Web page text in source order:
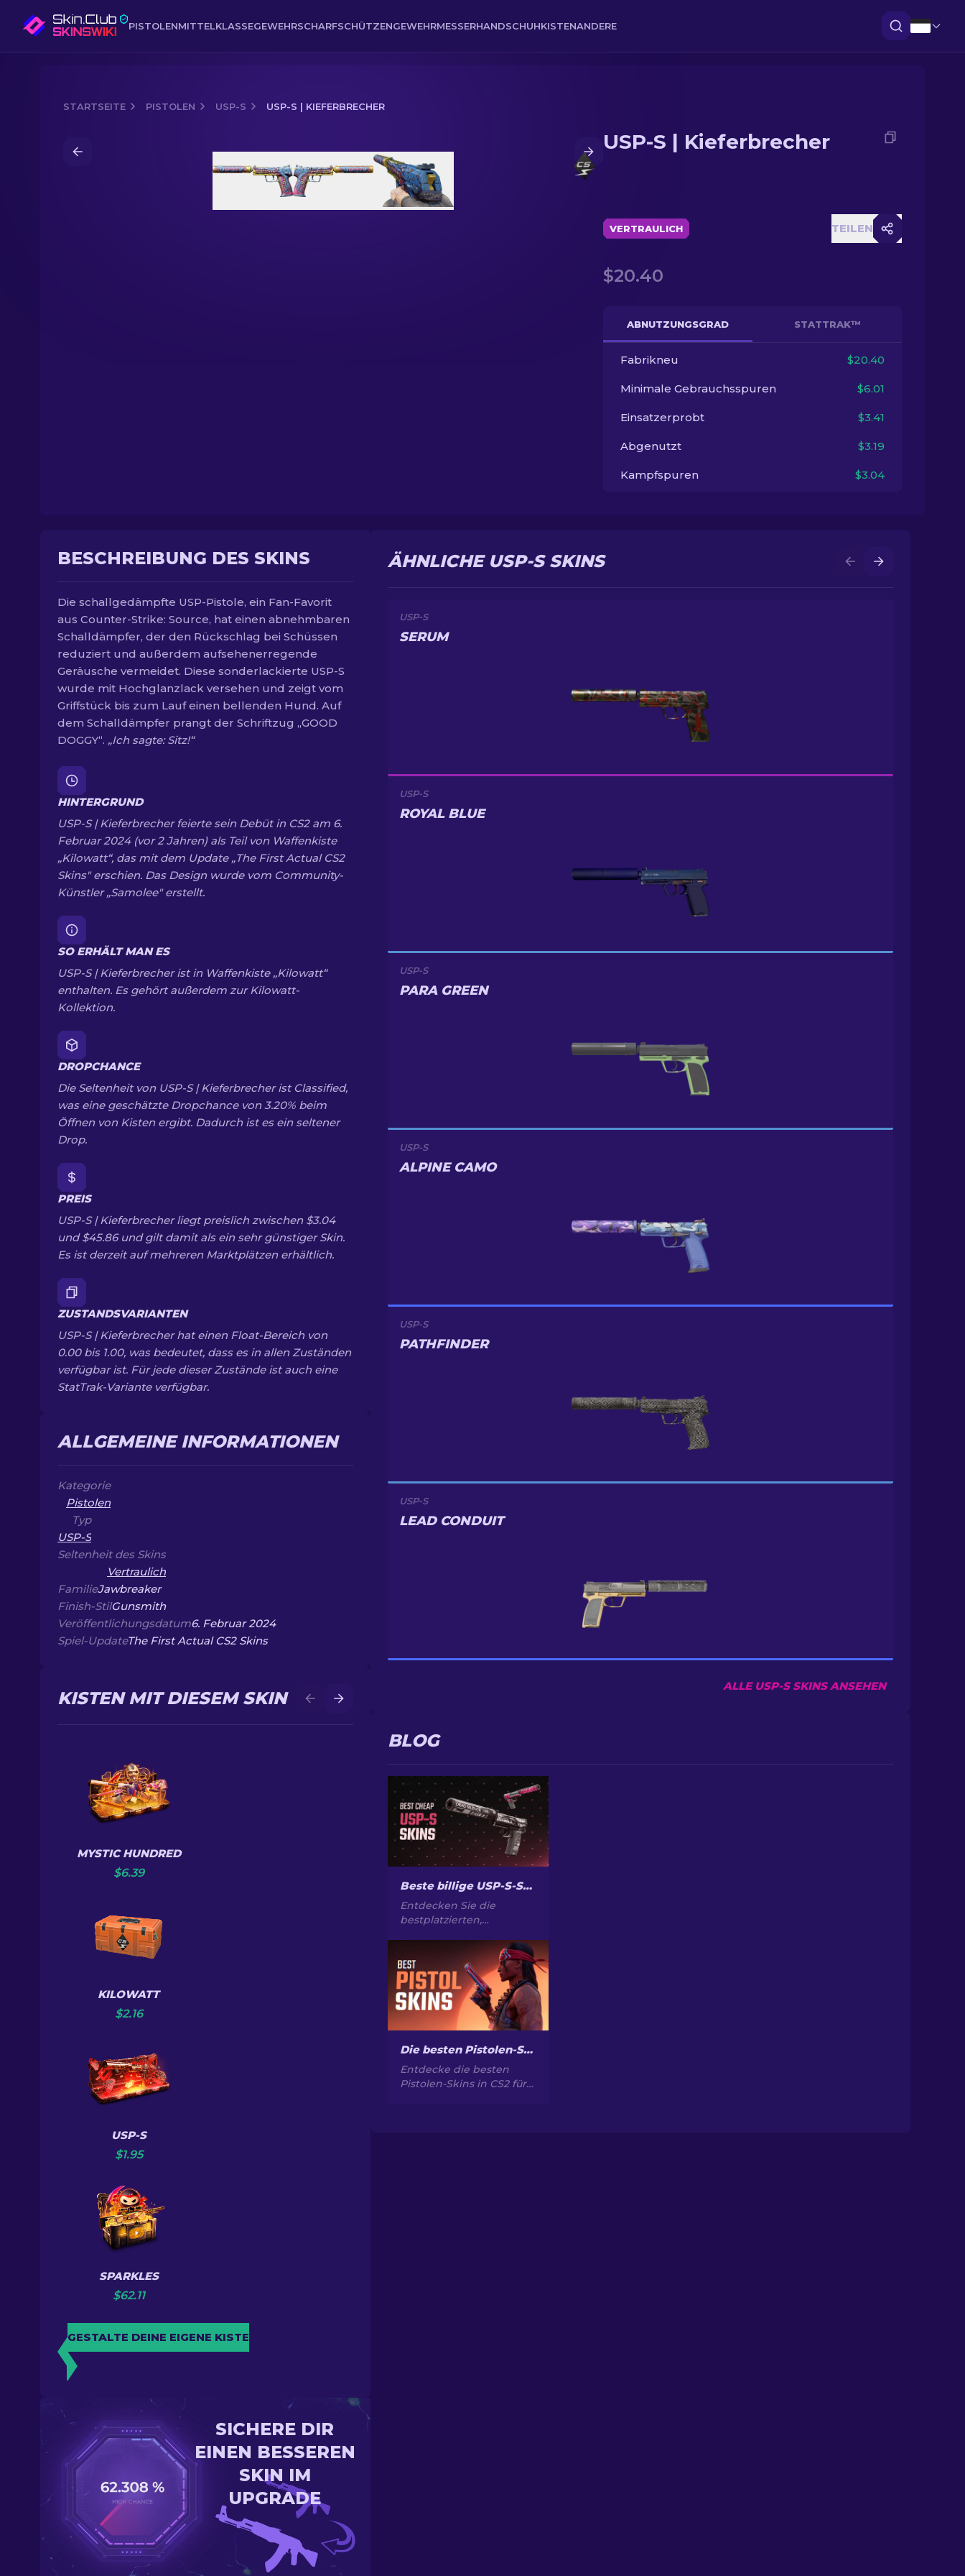
PISTOLENMITTELKLASSEGEWEHRSCHARFSCHÜTZENGEWEHRMESSERHANDSCHUHKISTENANDERE
STARTSEITE PISTOLEN USP-S USP-S | KIEFERBRECHER
USP-S | Kieferbrecher
VERTRAULICH TEILEN
$20.40
ABNUTZUNGSGRAD STATTRAK™
Fabrikneu $20.40
Minimale Gebrauchsspuren $6.01
Einsatzerprobt $3.41
Abgenutzt $3.19
Kampfspuren $3.04
BESCHREIBUNG DES SKINS
Die schallgedämpfte USP-Pistole, ein Fan-Favorit
aus Counter-Strike: Source, hat einen abnehmbaren
Schalldämpfer, der den Rückschlag bei Schüssen
reduziert und außerdem aufsehenerregende
Geräusche vermeidet. Diese sonderlackierte USP-S
wurde mit Hochglanzlack versehen und zeigt vom
Griffstück bis zum Lauf einen bellenden Hund. Auf
dem Schalldämpfer prangt der Schriftzug „GOOD
DOGGY“. „Ich sagte: Sitz!“
HINTERGRUND
USP-S | Kieferbrecher feierte sein Debüt in CS2 am 6.
Februar 2024 (vor 2 Jahren) als Teil von Waffenkiste
„Kilowatt“, das mit dem Update „The First Actual CS2
Skins" erschien. Das Design wurde vom Community-
Künstler „Samolee" erstellt.
SO ERHÄLT MAN ES
USP-S | Kieferbrecher ist in Waffenkiste „Kilowatt“
enthalten. Es gehört außerdem zur Kilowatt-
Kollektion.
DROPCHANCE
Die Seltenheit von USP-S | Kieferbrecher ist Classified,
was eine geschätzte Dropchance von 3.20% beim
Öffnen von Kisten ergibt. Dadurch ist es ein seltener
Drop.
PREIS
USP-S | Kieferbrecher liegt preislich zwischen $3.04
und $45.86 und gilt damit als ein sehr günstiger Skin.
Es ist derzeit auf mehreren Marktplätzen erhältlich.
ZUSTANDSVARIANTEN
USP-S | Kieferbrecher hat einen Float-Bereich von
0.00 bis 1.00, was bedeutet, dass es in allen Zuständen
verfügbar ist. Für jede dieser Zustände ist auch eine
StatTrak-Variante verfügbar.
ALLGEMEINE INFORMATIONEN
Kategorie
Pistolen
Typ
USP-S
Seltenheit des Skins
Vertraulich
FamilieJawbreaker
Finish-StilGunsmith
Veröffentlichungsdatum6. Februar 2024
Spiel-UpdateThe First Actual CS2 Skins
KISTEN MIT DIESEM SKIN
MYSTIC HUNDRED
$6.39
KILOWATT
$2.16
USP-S
$1.95
SPARKLES
$62.11
GESTALTE DEINE EIGENE KISTE
SICHERE DIR
EINEN BESSEREN
SKIN IM
UPGRADE
ÄHNLICHE USP-S SKINS
USP-S
SERUM
USP-S
ROYAL BLUE
USP-S
PARA GREEN
USP-S
ALPINE CAMO
USP-S
PATHFINDER
USP-S
LEAD CONDUIT
ALLE USP-S SKINS ANSEHEN
BLOG
Beste billige USP-S-Skins in CS2: Bewertet [2026]
Entdecken Sie die
bestplatzierten,
S-Skins in CS2! Steigern
Sie Ihr Spiel mit unseren
Experten-Rankings und
Empfehlungen.
Die besten Pistolen-Skins in CS2 [2026]
Entdecke die besten
Pistolen-Skins in CS2 für